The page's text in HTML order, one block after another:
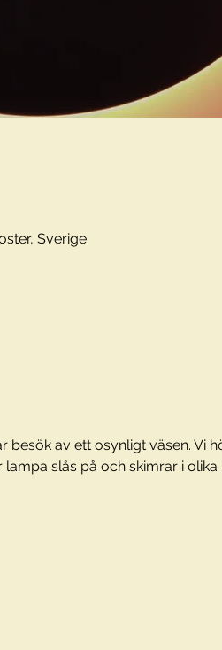
Sverige
besök av ett osynligt väsen. Vi
slås på och skimrar i olika